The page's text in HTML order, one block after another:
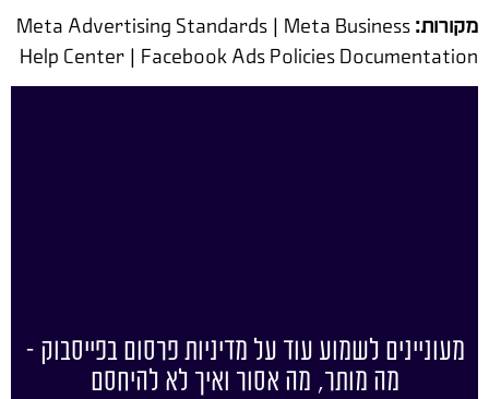
מקורות:Meta Advertising Standards | Meta Business
Help Center | Facebook Ads Policies Documentation
מעוניינים לשמוע עוד על מדיניות פרסום בפייסבוק –
מה מותר, מה אסור ואיך לא להיחסם